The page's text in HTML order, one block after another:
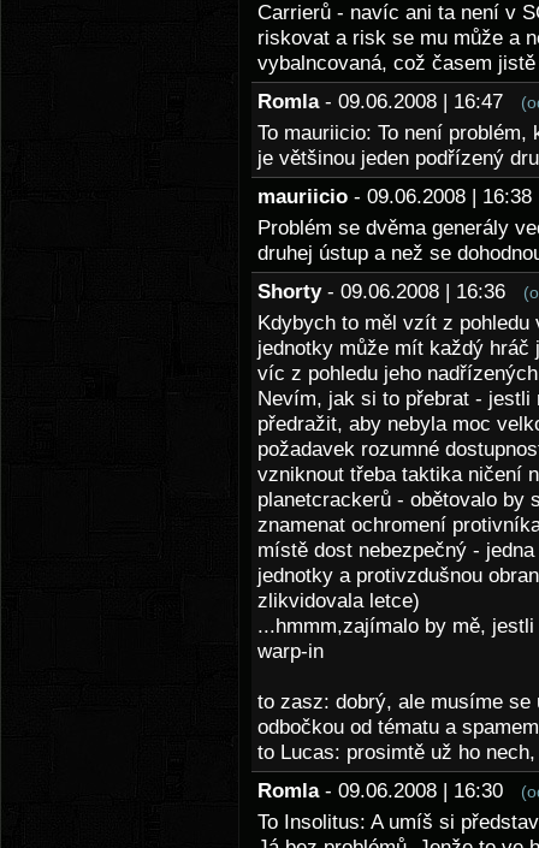
Carrierů - navíc ani ta není v
riskovat a risk se mu může a
vybalncovaná, což časem jistě
Romla - 09.06.2008 | 16:47
To mauriicio: To není
je většinou jeden podřízený
mauriicio - 09.06.2008 |
Problém se dvěma generály
druhej ústup a než se
Shorty - 09.06.2008 | 16:36
Kdybych to měl vzít z
jednotky může mít každý hráč
víc z pohledu jeho
Nevím, jak si to přebrat - jestli
předražit, aby nebyla moc
požadavek rozumné
vzniknout třeba taktika ničení
planetcrackerů - obětovalo by
znamenat ochromení
místě dost nebezpečný -
jednotky a protivzdušnou
zlikvidovala letce)
...hmmm,zajímalo by mě,
warp-in
to zasz: dobrý, ale musíme
odbočkou od tématu a
to Lucas: prosimtě už ho
Romla - 09.06.2008 | 16:30
To Insolitus: A umíš si